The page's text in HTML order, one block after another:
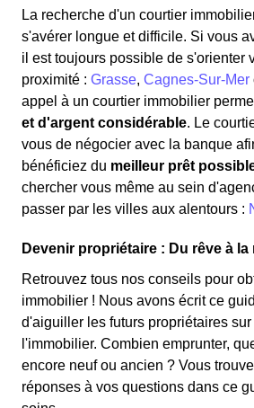
La recherche d'un courtier
s'avérer longue et difficile. Si vous
il est toujours possible de s'orienter
proximité : Grasse, Cagnes-Sur-Mer
appel à un courtier immobilier
et d'argent considérable. Le
vous de négocier avec la banque
bénéficiez du meilleur prêt
chercher vous même au sein
passer par les villes aux alentours :
Devenir propriétaire : Du rêve à la
Retrouvez tous nos conseils pour
immobilier ! Nous avons écrit ce
d'aiguiller les futurs propriétaires
l'immobilier. Combien emprunter,
encore neuf ou ancien ? Vous
réponses à vos questions dans ce